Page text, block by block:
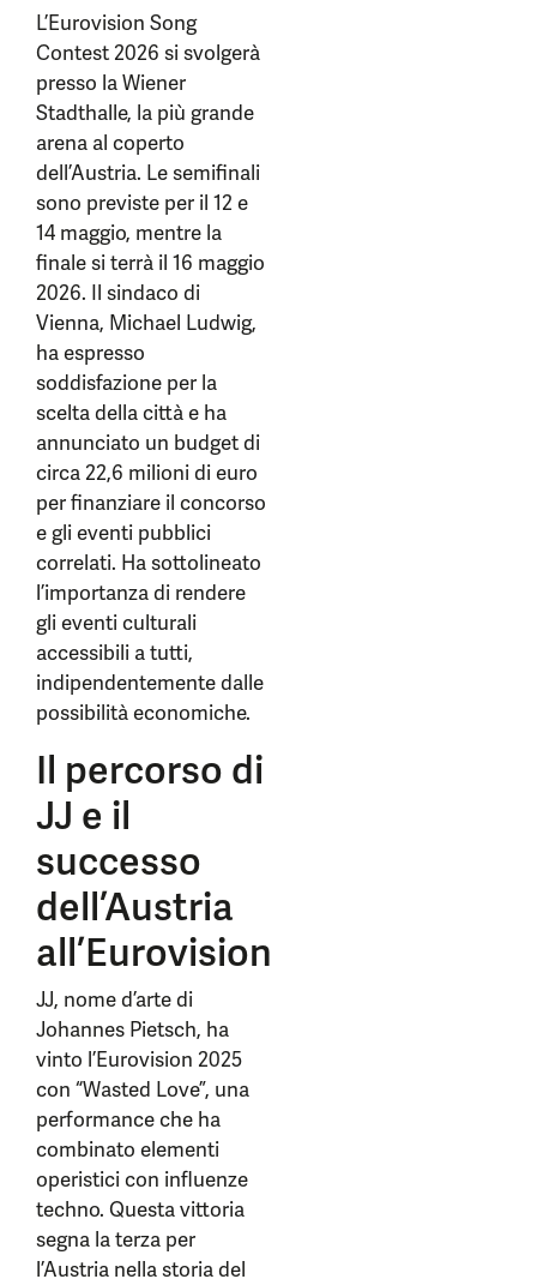
L’Eurovision Song
Contest 2026 si svolgerà
presso la Wiener
Stadthalle, la più grande
arena al coperto
dell’Austria. Le semifinali
sono previste per il 12 e
14 maggio, mentre la
finale si terrà il 16 maggio
2026. Il sindaco di
Vienna, Michael Ludwig,
ha espresso
soddisfazione per la
scelta della città e ha
annunciato un budget di
circa 22,6 milioni di euro
per finanziare il concorso
e gli eventi pubblici
correlati. Ha sottolineato
l’importanza di rendere
gli eventi culturali
accessibili a tutti,
indipendentemente dalle
possibilità economiche.
Il percorso di
JJ e il
successo
dell’Austria
all’Eurovision
JJ, nome d’arte di
Johannes Pietsch, ha
vinto l’Eurovision 2025
con “Wasted Love”, una
performance che ha
combinato elementi
operistici con influenze
techno. Questa vittoria
segna la terza per
l’Austria nella storia del